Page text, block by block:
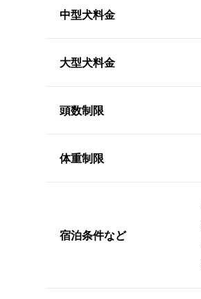
中型犬料金
大型犬料金
頭数制限
体重制限
宿泊条件など